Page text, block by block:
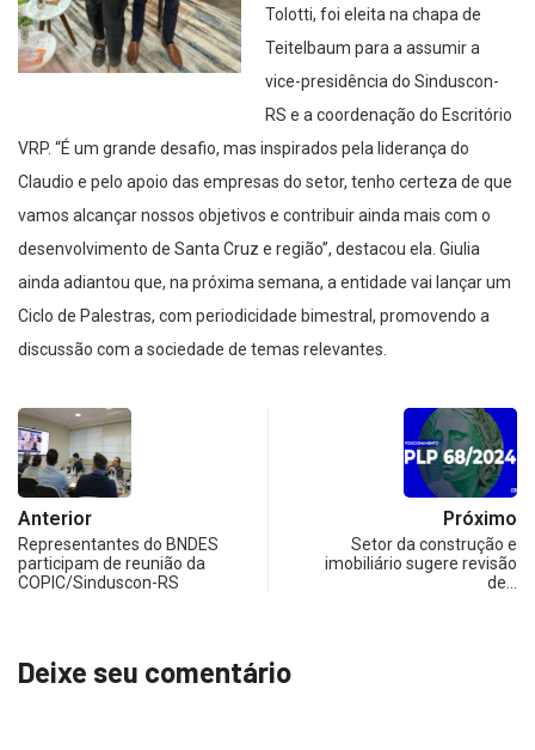
Tolotti, foi eleita na chapa de
Teitelbaum para a assumir a
vice-presidência do Sinduscon-
RS e a coordenação do Escritório
VRP. “É um grande desafio, mas inspirados pela liderança do
Claudio e pelo apoio das empresas do setor, tenho certeza de que
vamos alcançar nossos objetivos e contribuir ainda mais com o
desenvolvimento de Santa Cruz e região”, destacou ela. Giulia
ainda adiantou que, na próxima semana, a entidade vai lançar um
Ciclo de Palestras, com periodicidade bimestral, promovendo a
discussão com a sociedade de temas relevantes.
Anterior
Representantes do BNDES
participam de reunião da
COPIC/Sinduscon-RS
Próximo
Setor da construção e
imobiliário sugere revisão
de…
Deixe seu comentário